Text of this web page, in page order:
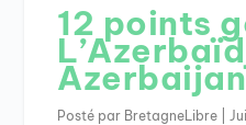
12 points
Posté par BretagneLibre